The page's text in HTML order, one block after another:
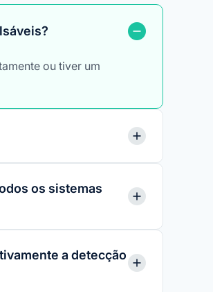
ou tiver um
os sistemas
a detecção